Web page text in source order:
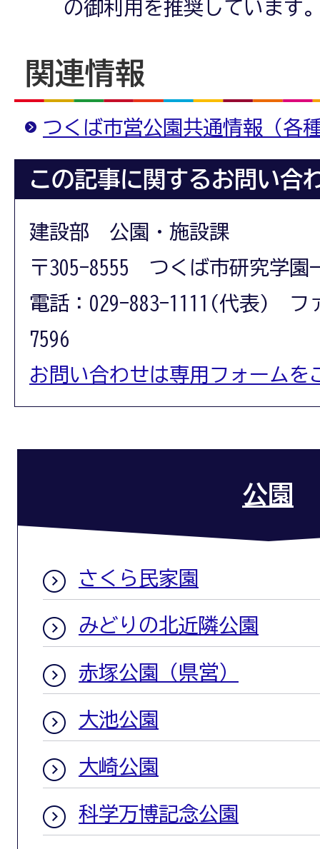
の御利用を推奨しています
関連情報
つくば市営公園共通情報（各
この記事に関するお問い合
建設部 公園・施設課
〒305-8555 つくば市研究学園
電話：029-883-1111(代表) フ
7596
お問い合わせは専用フォームを
公園
さくら民家園
みどりの北近隣公園
赤塚公園（県営）
大池公園
大崎公園
科学万博記念公園